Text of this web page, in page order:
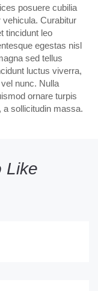
posuere cubilia
Curabitur
tincidunt leo
egestas nisl
sed tellus
luctus viverra,
nunc. Nulla
ornare turpis
a sollicitudin massa.
Like